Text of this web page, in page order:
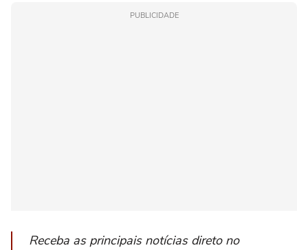
PUBLICIDADE
Receba as principais notícias direto no